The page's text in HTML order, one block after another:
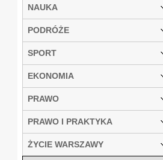
NAUKA
PODRÓŻE
SPORT
EKONOMIA
PRAWO
PRAWO I PRAKTYKA
ŻYCIE WARSZAWY